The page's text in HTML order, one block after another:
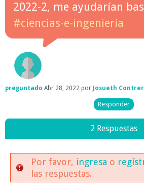
2022-2, me ayudarían
#ciencias-e-ingeniería
preguntado Abr 28, 2022 por Josueth
2 Respuestas
Por favor, ingresa o
las respuestas.